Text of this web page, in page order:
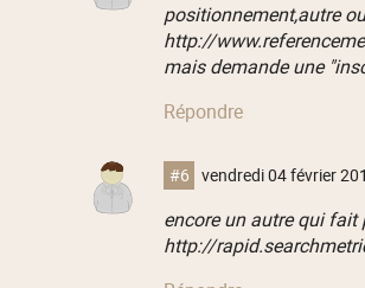
positionnement,autre
http://
mais demande une
Répondre
#6 vendredi 04 février
encore un autre qui fait
http://